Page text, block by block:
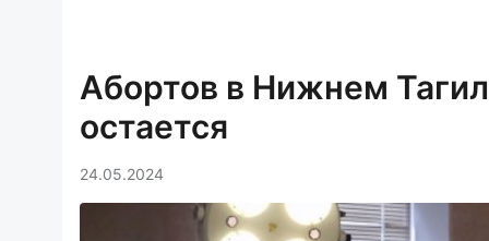
Абортов в Нижнем
остается
24.05.2024